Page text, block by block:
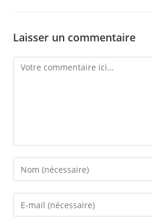
Laisser un commentaire
Comment
Enter
your
name
Enter
your